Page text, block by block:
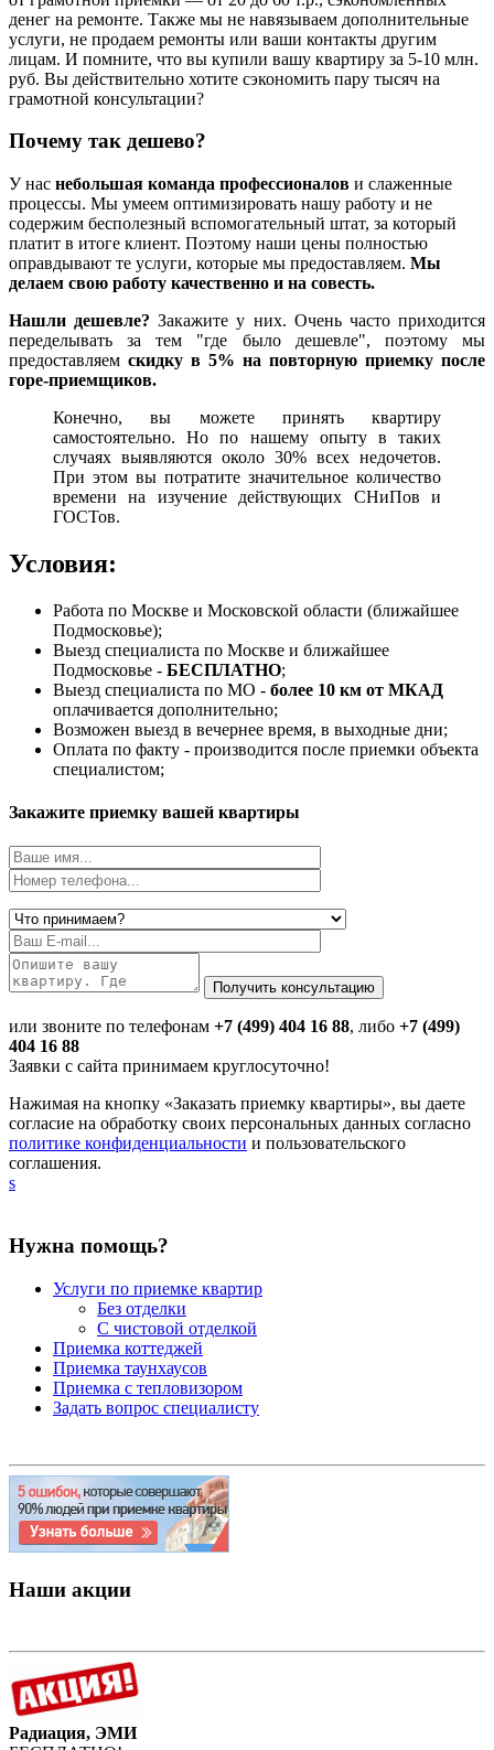
денег на ремонте. Также мы не навязываем дополнительные
услуги, не продаем ремонты или ваши контакты другим
лицам. И помните, что вы купили вашу квартиру за 5-10 млн.
руб. Вы действительно хотите сэкономить пару тысяч на
грамотной консультации?
Почему так дешево?
У нас небольшая команда профессионалов и слаженные
процессы. Мы умеем оптимизировать нашу работу и не
содержим бесполезный вспомогательный штат, за который
платит в итоге клиент. Поэтому наши цены полностью
оправдывают те услуги, которые мы предоставляем. Мы
делаем свою работу качественно и на совесть.
Нашли дешевле? Закажите у них. Очень часто приходится
переделывать за тем "где было дешевле", поэтому мы
предоставляем скидку в 5% на повторную приемку после
горе-приемщиков.
Конечно, вы можете принять квартиру
самостоятельно. Но по нашему опыту в таких
случаях выявляются около 30% всех недочетов.
При этом вы потратите значительное количество
времени на изучение действующих СНиПов и
ГОСТов.
Условия:
Работа по Москве и Московской области (ближайшее
Подмосковье);
Выезд специалиста по Москве и ближайшее
Подмосковье - БЕСПЛАТНО;
Выезд специалиста по МО - более 10 км от МКАД
оплачивается дополнительно;
Возможен выезд в вечернее время, в выходные дни;
Оплата по факту - производится после приемки объекта
специалистом;
Закажите приемку вашей квартиры
или звоните по телефонам +7 (499) 404 16 88, либо +7 (499)
404 16 88
Заявки с сайта принимаем круглосуточно!
Нажимая на кнопку «Заказать приемку квартиры», вы даете
согласие на обработку своих персональных данных согласно
политике конфиденциальности и пользовательского
соглашения.
s
Нужна помощь?
Услуги по приемке квартир
Без отделки
С чистовой отделкой
Приемка коттеджей
Приемка таунхаусов
Приемка с тепловизором
Задать вопрос специалисту
Наши акции
Радиация, ЭМИ